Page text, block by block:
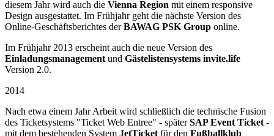
diesem Jahr wird auch die Vienna Region mit einem responsive
Design ausgestattet. Im Frühjahr geht die nächste Version des
Online-Geschäftsberichtes derBAWAG PSK Group online.
Im Frühjahr 2013 erscheint auch die neue Version des
Einladungsmanagement und Gästelistensystems invite.life
Version 2.0.
2014
Nach etwa einem Jahr Arbeit wird schließlich die technische Fusion
des Ticketsystems "Ticket Web Entree" - späterSAP Event Ticket -
mit dem bestehenden System JetTicket für den Fußballklub